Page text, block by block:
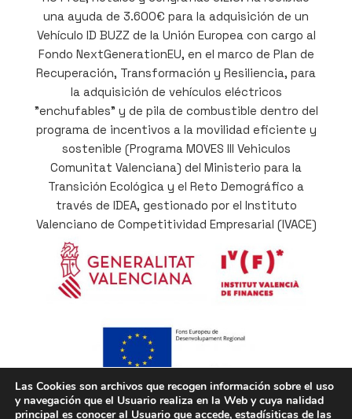
Las Cookies son archivos que recogen información sobre el uso
y navegación que el Usuario realiza en la Web y cuya nalidad
principal es conocer al Usuario que accede, estadísiticas de las
una ayuda de 3.600€ para la adquisición de un
Vehículo ID BUZZ de la Unión Europea con cargo al
Fondo NextGenerationEU, en el marco de Plan de
Recuperación, Transformación y Resiliencia, para
la adquisición de vehículos eléctricos
"enchufables" y de pila de combustible dentro del
programa de incentivos a la movilidad eficiente y
sostenible (Programa MOVES III Vehiculos
Comunitat Valenciana) del Ministerio para la
Transición Ecológica y el Reto Demográfico a
través de IDEA, gestionado por el Instituto
Valenciano de Competitividad Empresarial (IVACE)
Cofinançat per la Unió Europea a través del